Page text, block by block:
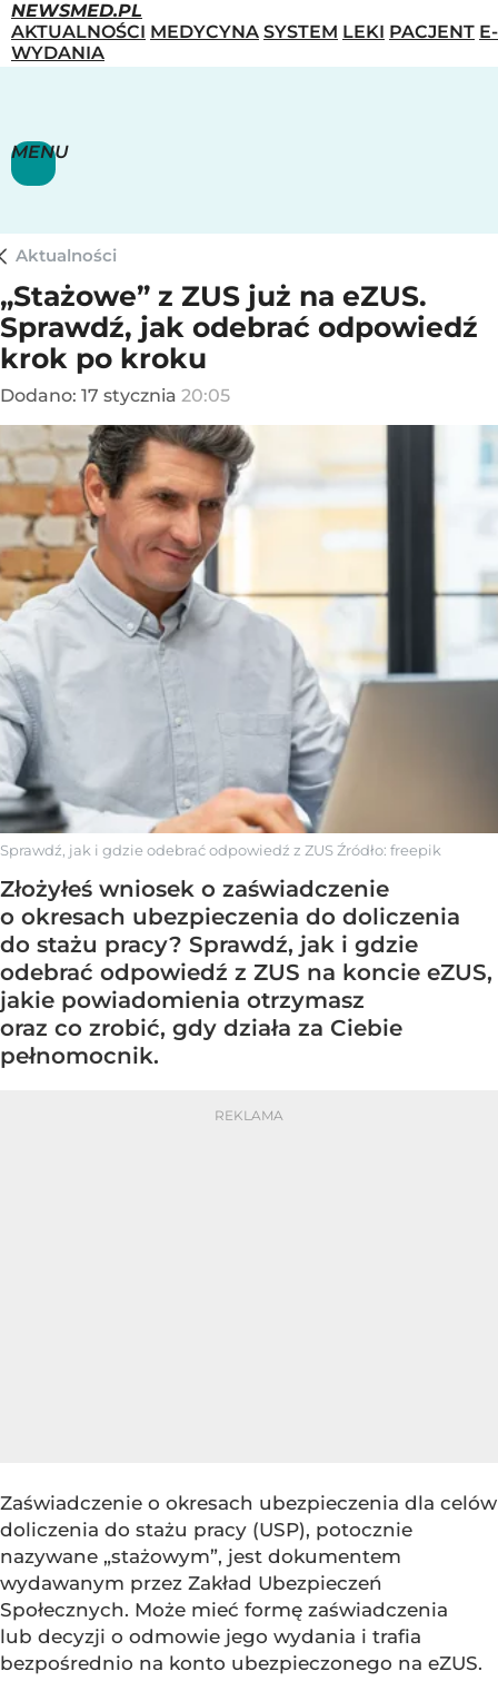
NEWSMED.PL
AKTUALNOŚCI MEDYCYNA SYSTEM LEKI PACJENT E-
WYDANIA
MENU
Aktualności
„Stażowe” z ZUS już na eZUS.
Sprawdź, jak odebrać odpowiedź
krok po kroku
Dodano: 17 stycznia 20:05
Sprawdź, jak i gdzie odebrać odpowiedź z ZUSŹródło: freepik
Złożyłeś wniosek o zaświadczenie
o okresach ubezpieczenia do doliczenia
do stażu pracy? Sprawdź, jak i gdzie
odebrać odpowiedź z ZUS na koncie eZUS,
jakie powiadomienia otrzymasz
oraz co zrobić, gdy działa za Ciebie
pełnomocnik.
Zaświadczenie o okresach ubezpieczenia dla celów
doliczenia do stażu pracy (USP), potocznie
nazywane „stażowym”, jest dokumentem
wydawanym przez Zakład Ubezpieczeń
Społecznych. Może mieć formę zaświadczenia
lub decyzji o odmowie jego wydania i trafia
bezpośrednio na konto ubezpieczonego na eZUS.